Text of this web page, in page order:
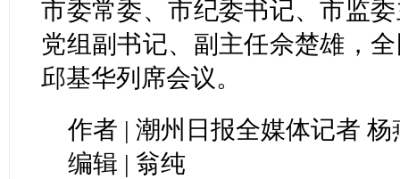
市委常委、市纪委书记、市监
党组副书记、副主任佘楚雄，
邱基华列席会议。
作者 | 潮州日报全媒体记者 杨
编辑 | 翁纯